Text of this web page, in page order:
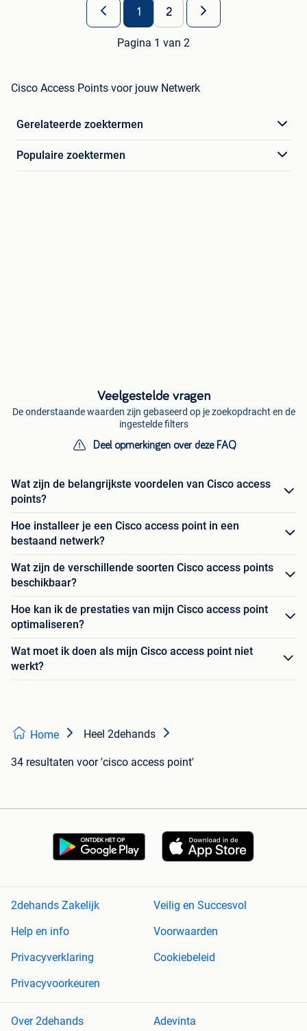
1 2
Pagina 1 van 2
Cisco Access Points voor jouw Netwerk
Gerelateerde zoektermen
Populaire zoektermen
Veelgestelde vragen
De onderstaande waarden zijn gebaseerd op je zoekopdracht en de
ingestelde filters
Deel opmerkingen over deze FAQ
Wat zijn de belangrijkste voordelen van Cisco access
points?
Hoe installeer je een Cisco access point in een
bestaand netwerk?
Wat zijn de verschillende soorten Cisco access points
beschikbaar?
Hoe kan ik de prestaties van mijn Cisco access point
optimaliseren?
Wat moet ik doen als mijn Cisco access point niet
werkt?
Home Heel 2dehands
34 resultaten voor 'cisco access point'
2dehands Zakelijk
Veilig en Succesvol
Help en info
Voorwaarden
Privacyverklaring
Cookiebeleid
Privacyvoorkeuren
Over 2dehands Adevinta